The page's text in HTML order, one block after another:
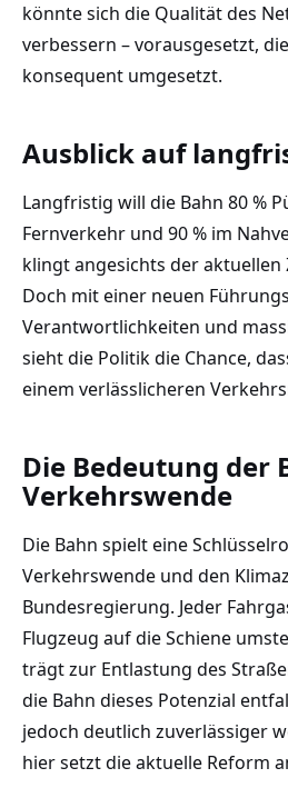
könnte sich die Qualität des
verbessern – vorausgesetzt,
konsequent umgesetzt.
Ausblick auf
Langfristig will die Bahn 80 %
Fernverkehr und 90 % im
klingt angesichts der
Doch mit einer neuen
Verantwortlichkeiten und
sieht die Politik die Chance,
einem verlässlicheren
Die Bedeutung der
Verkehrswende
Die Bahn spielt eine
Verkehrswende und den
Bundesregierung. Jeder
Flugzeug auf die Schiene
trägt zur Entlastung des
die Bahn dieses Potenzial
jedoch deutlich zuverlässiger
hier setzt die aktuelle Reform